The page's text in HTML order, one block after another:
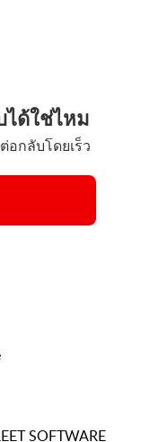
ได้ใช่ไหม
อกลับโดยเร็ว
SOFTWARE